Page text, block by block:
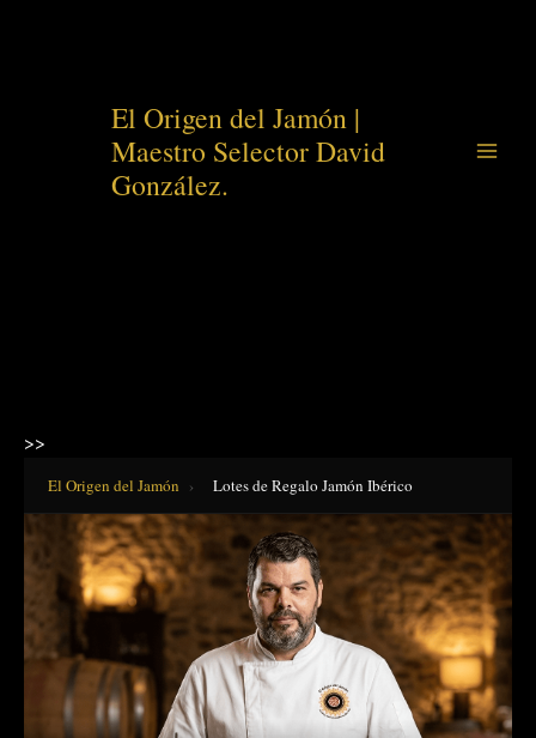
El Origen del Jamón |
Maestro Selector David
González.
>>
El Origen del Jamón › Lotes de Regalo Jamón Ibérico